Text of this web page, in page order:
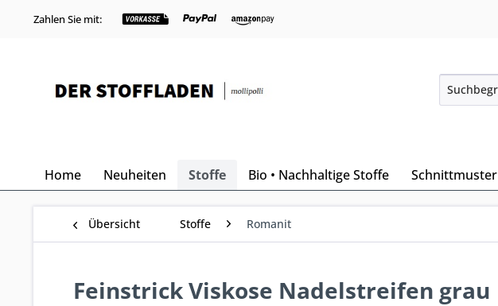
Zahlen Sie mit:
Home Neuheiten Stoffe Bio • Nachhaltige Stoffe Schnittmuster
Übersicht Stoffe Romanit
Feinstrick Viskose Nadelstreifen grau